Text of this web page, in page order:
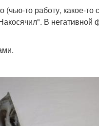
то работу, какое-
В